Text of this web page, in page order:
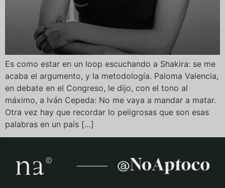
Es como estar en un loop escuchando a Shakira: se me
acaba el argumento, y la metodología. Paloma Valencia,
en debate en el Congreso, le dijo, con el tono al
máximo, a Iván Cepeda: No me vaya a mandar a matar.
Otra vez hay que recordar lo peligrosas que son esas
palabras en un país […]